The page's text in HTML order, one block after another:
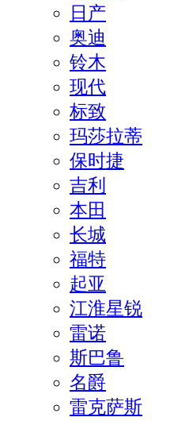
日产
奥迪
铃木
现代
标致
玛莎拉蒂
保时捷
吉利
本田
长城
福特
起亚
江淮星锐
雷诺
斯巴鲁
名爵
雷克萨斯